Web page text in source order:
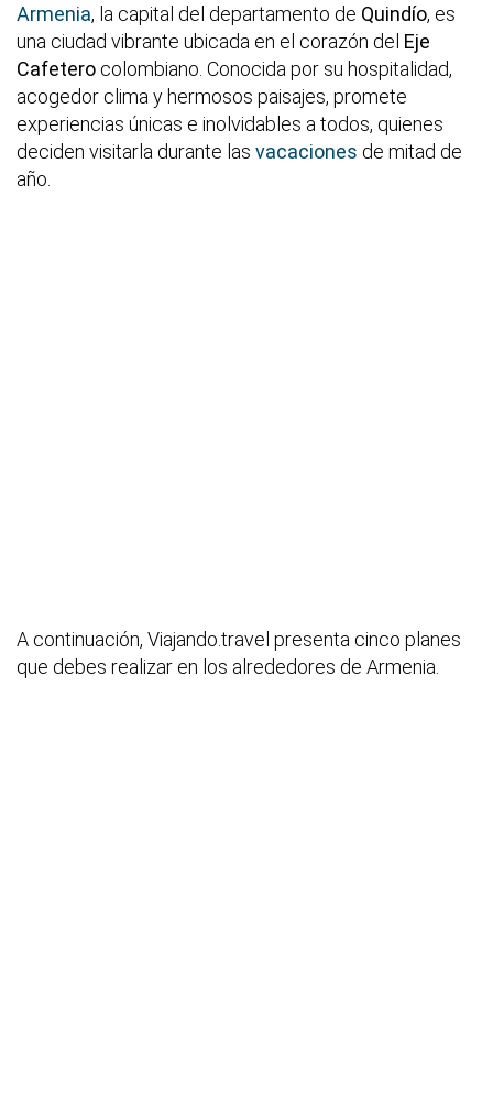
Armenia, la capital del departamento de Quindío, es
una ciudad vibrante ubicada en el corazón del Eje
Cafetero colombiano. Conocida por su hospitalidad,
acogedor clima y hermosos paisajes, promete
experiencias únicas e inolvidables a todos, quienes
deciden visitarla durante las vacaciones de mitad de
año.
A continuación, Viajando.travel presenta cinco planes
que debes realizar en los alrededores de Armenia.